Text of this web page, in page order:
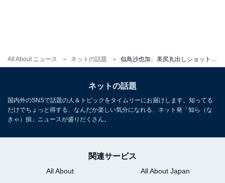
All About ニュース ネットの話題
ネットの話題
国内外のSNSで話題の人＆トピックをタイムリーにお届けします。知ってる
だけでちょっと得する、なんだか楽しい気分になれる、ネット発「知ら（な
きゃ）損」ニュースが盛りだくさん。
関連サービス
All About
All About Japan